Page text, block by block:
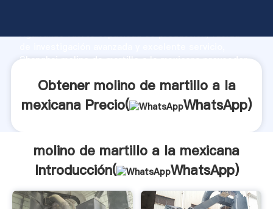
Agarrando fuerte capacidad de producción, fuerza
Shanghai molino de martillo a la mexicana proveedor
Obtener molino de martillo a la
mexicana Precio(
WhatsApp)
molino de martillo a la mexicana
Introducción(
WhatsApp)